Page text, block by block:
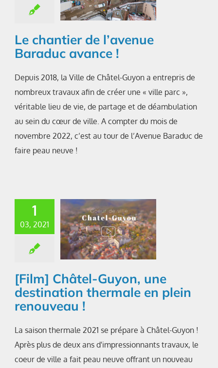
Le chantier de l’avenue
Baraduc avance !
Depuis 2018, la Ville de Châtel-Guyon a entrepris de
nombreux travaux afin de créer une « ville parc »,
véritable lieu de vie, de partage et de déambulation
au sein du cœur de ville. A compter du mois de
novembre 2022, c’est au tour de l’Avenue Baraduc de
faire peau neuve !
1
03, 2021
[Film] Châtel-Guyon, une
destination thermale en plein
renouveau !
La saison thermale 2021 se prépare à Châtel-Guyon !
Après plus de deux ans d'impressionnants travaux, le
coeur de ville a fait peau neuve offrant un nouveau